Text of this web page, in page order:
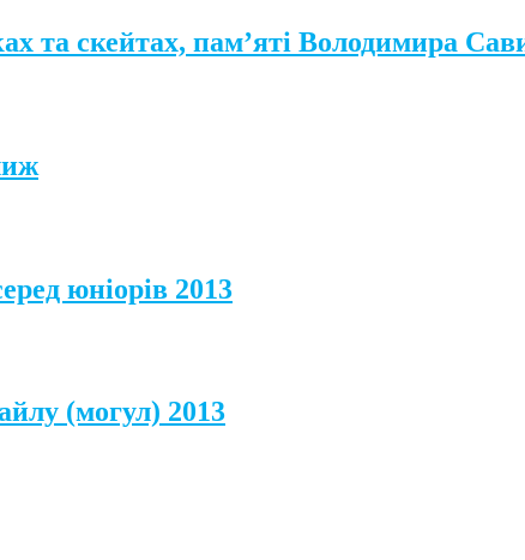
та скейтах, пам’яті Володимира
юніорів 2013
(могул) 2013